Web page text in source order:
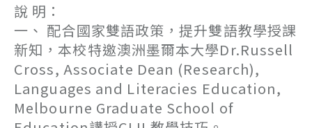
說 明：
一、 配合國家雙語政策，提升雙語教學授課
新知，本校特邀澳洲墨爾本大學Dr.Russell
Cross, Associate Dean (Research),
Languages and Literacies Education,
Melbourne Graduate School of